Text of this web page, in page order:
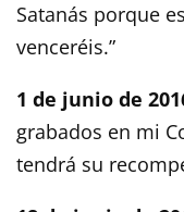
Satanás porque
venceréis.”
1 de junio de
grabados en mi
tendrá su